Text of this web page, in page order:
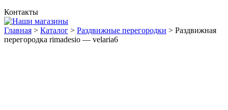
Контакты
Главная > Каталог > Раздвижные перегородки > Раздвижная
перегородка rimadesio — velaria6